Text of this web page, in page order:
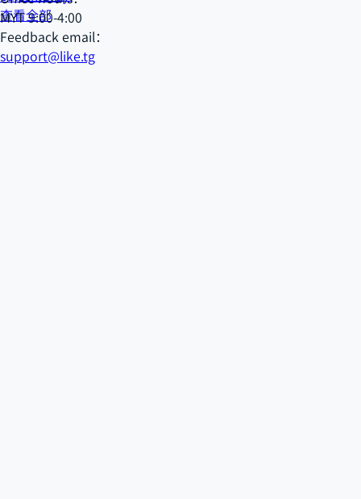
查看全部
MYT 9:00-4:00
Feedback email：
support@like.tg